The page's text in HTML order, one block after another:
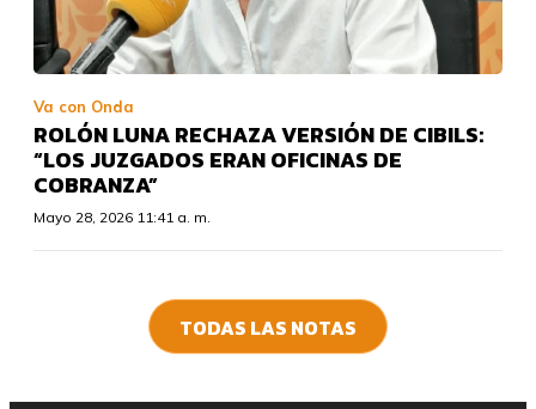
Va con Onda
ROLÓN LUNA RECHAZA VERSIÓN DE CIBILS:
“LOS JUZGADOS ERAN OFICINAS DE
COBRANZA”
Mayo 28, 2026 11:41 a. m.
TODAS LAS NOTAS